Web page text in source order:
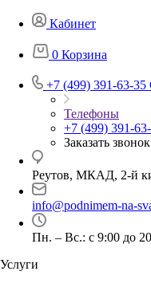
Кабинет
0 Корзина
+7 (499) 391-63-35
Телефоны
+7 (499) 391-
Заказать звонок
Реутов, МКАД, 2-й
info@podnimem-na-
Пн. – Вс.: с 9:00 до
Услуги